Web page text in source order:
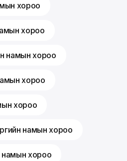
хороо
хороо
намын хороо
хороо
хороо
намын хороо
намын хороо